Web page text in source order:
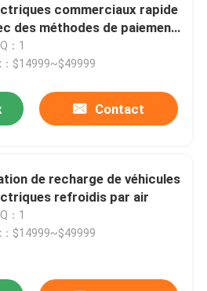
commerciaux rapide
des méthodes de paiement
Voltage de sortie
：1
：$14999~$49999
Contact
de recharge de véhicules
refroidis par air
：1
：$14999~$49999